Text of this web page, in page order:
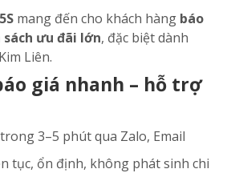
mang đến cho khách hàng báo
ưu đãi lớn, đặc biệt dành
Liên.
giá nhanh – hỗ trợ
3–5 phút qua Zalo, Email
tục, ổn định, không phát sinh chi